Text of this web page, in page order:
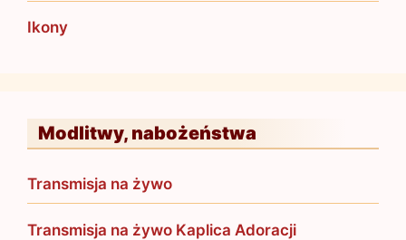
Ikony
Modlitwy, nabożeństwa
Transmisja na żywo
Transmisja na żywo Kaplica Adoracji